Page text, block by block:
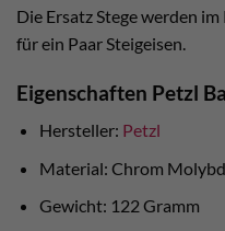
Die Ersatz Stege werden
für ein Paar Steigeisen.
Eigenschaften Petzl
Hersteller: Petzl
Material: Chrom
Gewicht: 122 Gramm